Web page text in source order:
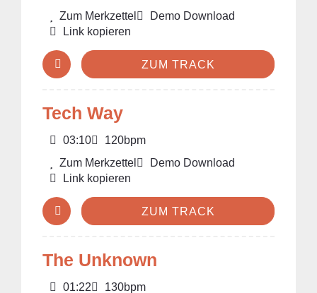
Zum Merkzettel
Demo Download
Link kopieren
ZUM TRACK
Tech Way
03:10
120bpm
Zum Merkzettel
Demo Download
Link kopieren
ZUM TRACK
The Unknown
01:22 130bpm